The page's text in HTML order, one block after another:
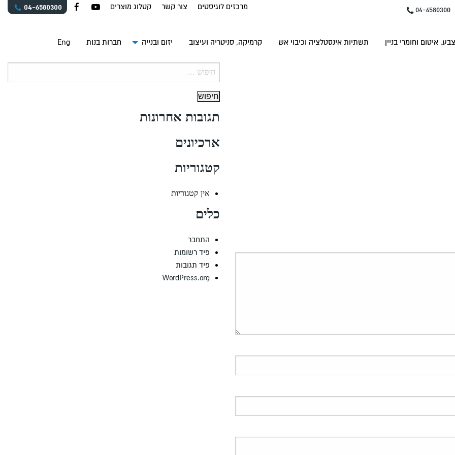
מרכזים לוגיסטים צור קשר קטלוג מוצרים 04-6580300 04-6580300
צבע, איטום וחומרי בניין תשתיות אינסטלציה וכיבוי אש קרמיקה, סניטריה ועיצוב יזום ובנייה חברות בנות Eng
תגובות אחרונות
ארכיונים
קטגוריות
אין קטגוריות
כלים
התחבר
פיד רשומות
פיד תגובות
WordPress.org